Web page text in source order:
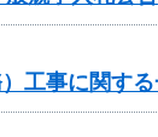
工事に関す